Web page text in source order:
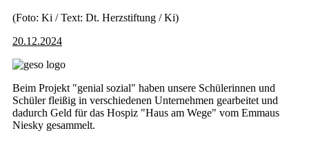
(Foto: Ki / Text: Dt. Herzstiftung / Ki)
20.12.2024
Beim Projekt "genial sozial" haben unsere Schülerinnen und
Schüler fleißig in verschiedenen Unternehmen gearbeitet und
dadurch Geld für das Hospiz "Haus am Wege" vom Emmaus
Niesky gesammelt.